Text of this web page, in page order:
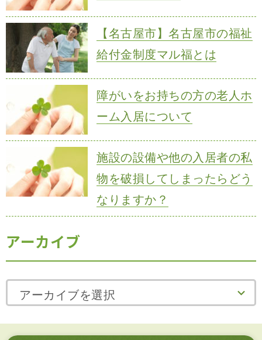
【名古屋市】名古屋市の福祉
給付金制度マル福とは
障がいをお持ちの方の老人ホ
ーム入居について
施設の設備や他の入居者の私
物を破損してしまったらどう
なりますか？
アーカイブ
アーカイブを選択